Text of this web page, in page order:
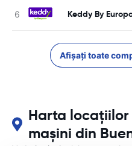
Keddy By
Afișați toate
Harta
mașini din